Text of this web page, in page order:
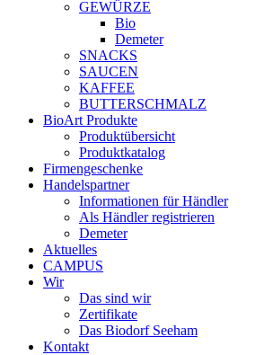
GEWÜRZE
Bio
Demeter
SNACKS
SAUCEN
KAFFEE
BUTTERSCHMALZ
BioArt Produkte
Produktübersicht
Produktkatalog
Firmengeschenke
Handelspartner
Informationen für Händler
Als Händler registrieren
Demeter
Aktuelles
CAMPUS
Wir
Das sind wir
Zertifikate
Das Biodorf Seeham
Kontakt